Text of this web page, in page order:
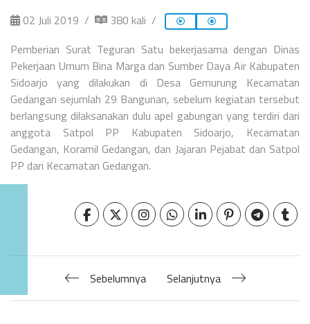
02 Juli 2019
380 kali
Pemberian Surat Teguran Satu bekerjasama dengan Dinas
Pekerjaan Umum Bina Marga dan Sumber Daya Air Kabupaten
Sidoarjo yang dilakukan di Desa Gemurung Kecamatan
Gedangan sejumlah 29 Bangunan, sebelum kegiatan tersebut
berlangsung dilaksanakan dulu apel gabungan yang terdiri dari
anggota Satpol PP Kabupaten Sidoarjo, Kecamatan
Gedangan, Koramil Gedangan, dan Jajaran Pejabat dan Satpol
PP dari Kecamatan Gedangan.
Sebelumnya Selanjutnya